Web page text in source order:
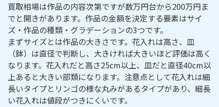
買取相場は作品の内容次第ですが数万円台から200万円ま
でと開きがあります。作品の金額を決定する要素はサイ
ズ・作品の種類・グラデーションの3つです。
まずサイズとは作品の大きさです。花入れは高さ、皿
（鉢）は直径で判断し、大きければ大きいほど評価は高く
なります。花入れだと高さ25cm以上、皿だと直径40cm以
上あると大きい部類になります。注意点として花入れは細
長いタイプとリンゴの様な丸みがあるタイプがあり、細長
い花入れは値段がつきにくいです。